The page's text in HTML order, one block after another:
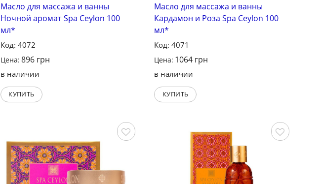
Масло для массажа и ванны
Ночной аромат Spa Ceylon 100
мл*
Код: 4072
Цена: 896 грн
в наличии
КУПИТЬ
Масло для массажа и ванны
Кардамон и Роза Spa Ceylon 100
мл*
Код: 4071
Цена: 1064 грн
в наличии
КУПИТЬ
Сохранить